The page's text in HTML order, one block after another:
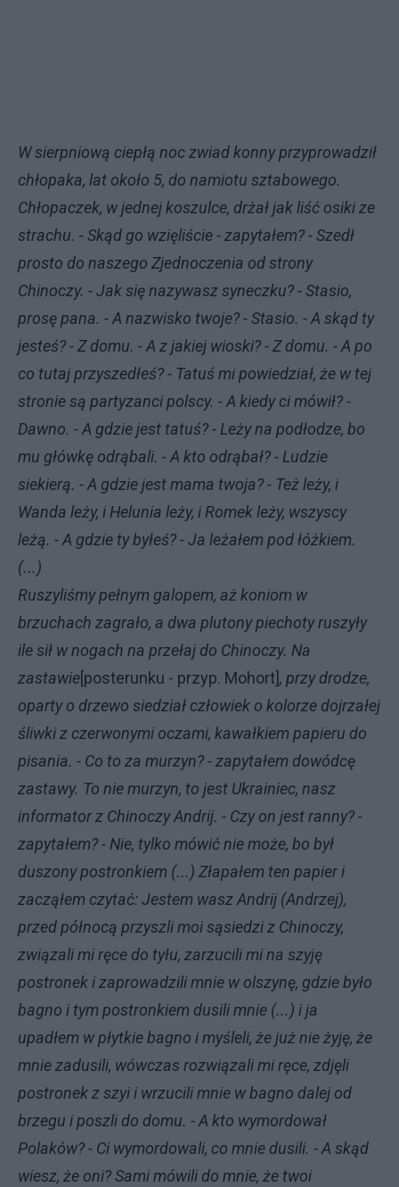
W sierpniową ciepłą noc zwiad konny przyprowadził
chłopaka, lat około 5, do namiotu sztabowego.
Chłopaczek, w jednej koszulce, drżał jak liść osiki ze
strachu. - Skąd go wzięliście - zapytałem? - Szedł
prosto do naszego Zjednoczenia od strony
Chinoczy. - Jak się nazywasz syneczku? - Stasio,
prosę pana. - A nazwisko twoje? - Stasio. - A skąd ty
jesteś? - Z domu. - A z jakiej wioski? - Z domu. - A po
co tutaj przyszedłeś? - Tatuś mi powiedział, że w tej
stronie są partyzanci polscy. - A kiedy ci mówił? -
Dawno. - A gdzie jest tatuś? - Leży na podłodze, bo
mu główkę odrąbali. - A kto odrąbał? - Ludzie
siekierą. - A gdzie jest mama twoja? - Też leży, i
Wanda leży, i Helunia leży, i Romek leży, wszyscy
leżą. - A gdzie ty byłeś? - Ja leżałem pod łóżkiem.
(...)
Ruszyliśmy pełnym galopem, aż koniom w
brzuchach zagrało, a dwa plutony piechoty ruszyły
ile sił w nogach na przełaj do Chinoczy. Na
zastawie[posterunku - przyp. Mohort], przy drodze,
oparty o drzewo siedział człowiek o kolorze dojrzałej
śliwki z czerwonymi oczami, kawałkiem papieru do
pisania. - Co to za murzyn? - zapytałem dowódcę
zastawy. To nie murzyn, to jest Ukrainiec, nasz
informator z Chinoczy Andrij. - Czy on jest ranny? -
zapytałem? - Nie, tylko mówić nie może, bo był
duszony postronkiem (...) Złapałem ten papier i
zacząłem czytać: Jestem wasz Andrij (Andrzej),
przed północą przyszli moi sąsiedzi z Chinoczy,
związali mi ręce do tyłu, zarzucili mi na szyję
postronek i zaprowadzili mnie w olszynę, gdzie było
bagno i tym postronkiem dusili mnie (...) i ja
upadłem w płytkie bagno i myśleli, że już nie żyję, że
mnie zadusili, wówczas rozwiązali mi ręce, zdjęli
postronek z szyi i wrzucili mnie w bagno dalej od
brzegu i poszli do domu. - A kto wymordował
Polaków? - Ci wymordowali, co mnie dusili. - A skąd
wiesz, że oni? Sami mówili do mnie, że twoi